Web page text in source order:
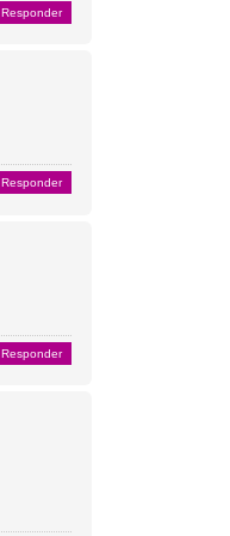
Responder
Responder
Responder